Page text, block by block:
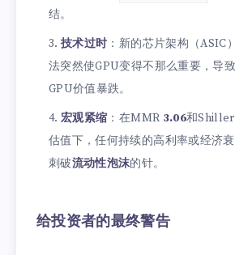
结。
技术过时 ：新的芯片架构（ASIC
法突然使GPU变得不那么重要，导
GPU价值暴跌。
宏观紧缩 ：在MMR 3.06和Shiller
估值下，任何持续的高利率或经济
刺破流动性泡沫的针。
给投资者的最终警告